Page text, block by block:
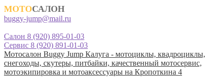
МОТОСАЛОН
buggy-jump@mail.ru
Салон 8 (920) 895-01-03
Сервис 8 (920) 891-01-03
Перейти
к
навигации
Перейти
к
содержимому
Мотосалон Buggy Jump Калуга - мотоциклы, квадроциклы,
снегоходы, скутеры, питбайки, качественный мотосервис,
мотоэкипировка и мотоаксессуары на Кропоткина 4